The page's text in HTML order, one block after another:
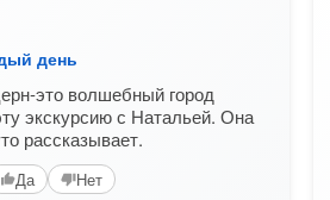
день
это волшебный город
экскурсию с Натальей. Она
рассказывает.
Да Нет